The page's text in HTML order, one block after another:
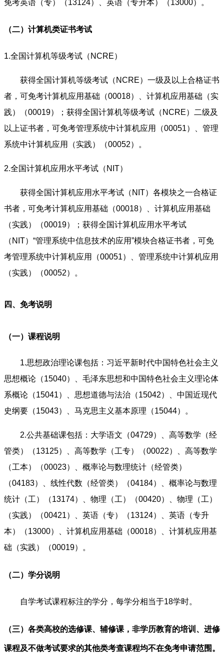
免考英语（专）（13124）、英语（专升本）（13000）。
（二）计算机类证书考试
1.全国计算机等级考试（NCRE）
获得全国计算机等级考试（NCRE）一级及以上合格证书
者，可免考计算机应用基础（00018）、计算机应用基础（实
践）（00019）；获得全国计算机等级考试（NCRE）二级及
以上证书者，可免考管理系统中计算机应用（00051）、管理
系统中计算机应用（实践）（00052）。
2.全国计算机应用水平考试（NIT）
获得全国计算机应用水平考试（NIT）各模块之一合格证
书者，可免考计算机应用基础（00018）、计算机应用基础
（实践）（00019）；获得全国计算机应用水平考试
（NIT）“管理系统中信息技术的应用”模块合格证书者，可免
考管理系统中计算机应用（00051）、管理系统中计算机应用
（实践）（00052）。
四、免考说明
（一）课程说明
1.思想政治理论课包括：习近平新时代中国特色社会主义
思想概论（15040）、毛泽东思想和中国特色社会主义理论体
系概论（15041）、思想道德与法治（15042）、中国近现代
史纲要（15043）、马克思主义基本原理（15044）。
2.公共基础课包括：大学语文（04729）、高等数学（经
管类）（13125）、高等数学（工专）（00022）、高等数学
（工本）（00023）、概率论与数理统计（经管类）
（04183）、线性代数（经管类）（04184）、概率论与数理
统计（工）（13174）、物理（工）（00420）、物理（工）
（实践）（00421）、英语（专）（13124）、英语（专升
本）（13000）、计算机应用基础（00018）、计算机应用基
础（实践）（00019）。
（二）学分说明
自学考试课程标注的学分，每学分相当于18学时。
（三）各类高校的选修课、辅修课，非学历教育的培训、进修
课程及不做考试要求的其他类考查课程均不在免考申请范围。